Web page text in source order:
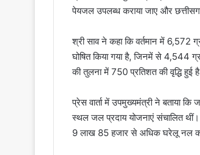
पेयजल उपलब्ध कराया जाए और
श्री साव ने कहा कि वर्तमान में 6,572
घोषित किया गया है, जिनमें से 4,544
की तुलना में 750 प्रतिशत की वृद्धि हुई
प्रेस वार्ता में उपमुख्यमंत्री ने बताया
स्थल जल प्रदाय योजनाएं संचालित थीं।
9 लाख 85 हजार से अधिक घरेलू नल